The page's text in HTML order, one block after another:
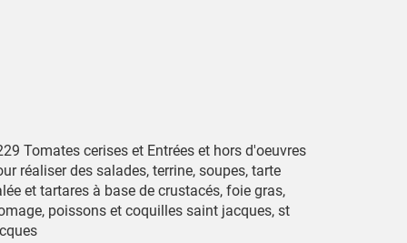
Tomates cerises et Entrées et hors d'oeuvres
réaliser des salades, terrine, soupes, tarte
et tartares à base de crustacés, foie gras,
poissons et coquilles saint jacques, st